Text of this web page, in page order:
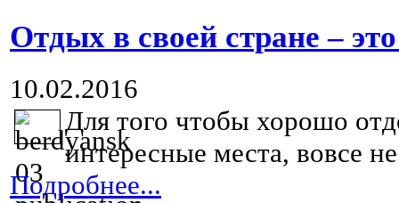
Отдых в своей стране –
10.02.2016
Для того чтобы хорошо
интересные места, вовсе
Подробнее...